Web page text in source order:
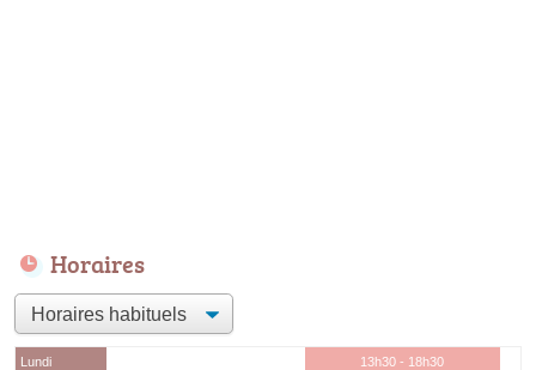
Horaires
Lundi
13h30 - 18h30